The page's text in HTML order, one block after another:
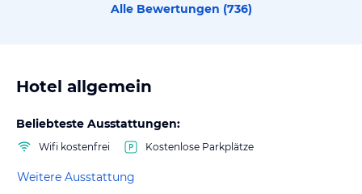
Alle Bewertungen (736)
Hotel allgemein
Beliebteste Ausstattungen:
Wifi kostenfrei Kostenlose Parkplätze
Weitere Ausstattung